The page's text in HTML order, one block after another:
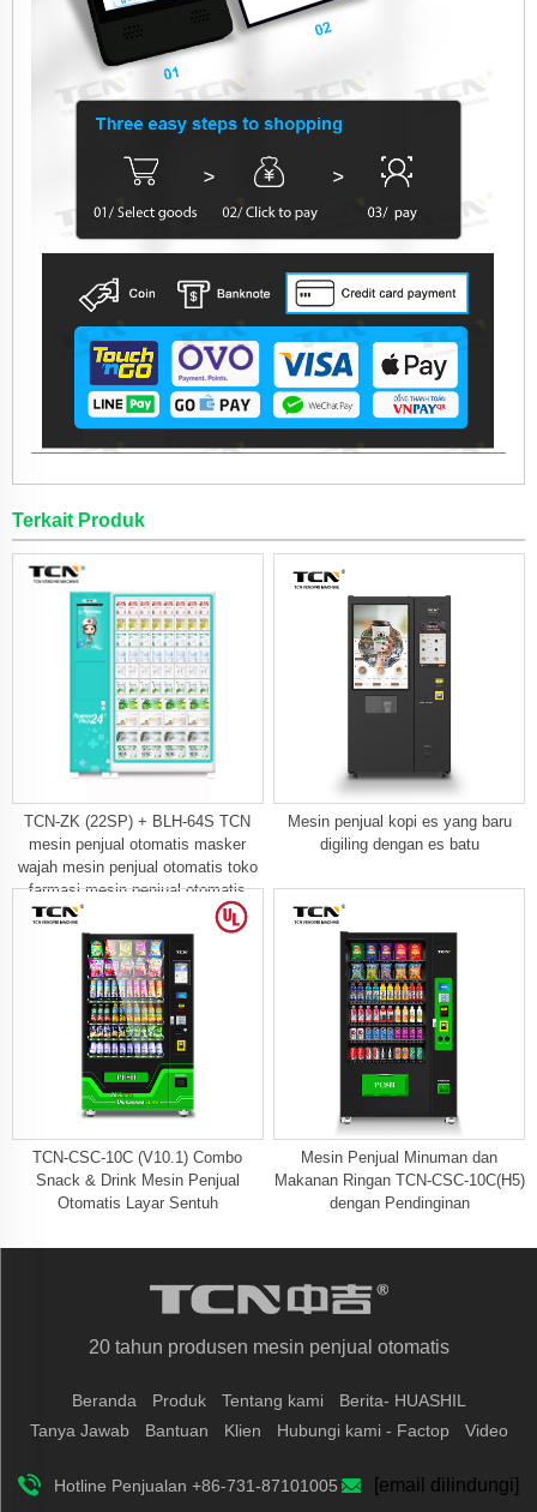
Terkait Produk
TCN-ZK (22SP) + BLH-64S TCN
mesin penjual otomatis masker
wajah mesin penjual otomatis toko
farmasi mesin penjual otomatis
Mesin penjual kopi es yang baru
digiling dengan es batu
TCN-CSC-10C (V10.1) Combo
Snack & Drink Mesin Penjual
Otomatis Layar Sentuh
Mesin Penjual Minuman dan
Makanan Ringan TCN-CSC-10C(H5)
dengan Pendinginan
20 tahun produsen mesin penjual otomatis
Beranda Produk Tentang kami
Berita- HUASHIL
Tanya Jawab
Bantuan Klien Hubungi kami - Factop Video
Hotline Penjualan +86-731-87101005 [email dilindungi]